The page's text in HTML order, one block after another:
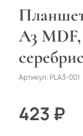
А3
Артикул: PLA3-001
423 ₽